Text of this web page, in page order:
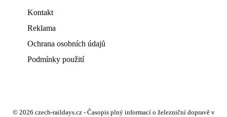
Kontakt
Reklama
Ochrana osobních údajů
Podmínky použití
© 2026 czech-raildays.cz - Časopis plný informací o železniční dopravě v